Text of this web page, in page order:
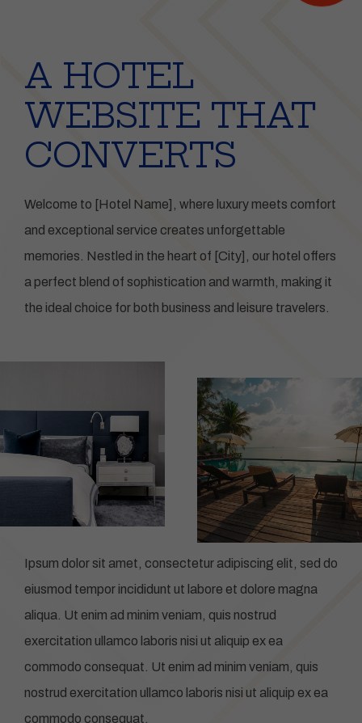
A HOTEL
WEBSITE THAT
CONVERTS
Welcome to [Hotel Name], where luxury meets comfort
and exceptional service creates unforgettable
memories. Nestled in the heart of [City], our hotel offers
a perfect blend of sophistication and warmth, making it
the ideal choice for both business and leisure travelers.
Ipsum dolor sit amet, consectetur adipiscing elit, sed do
eiusmod tempor incididunt ut labore et dolore magna
aliqua. Ut enim ad minim veniam, quis nostrud
exercitation ullamco laboris nisi ut aliquip ex ea
commodo consequat. Ut enim ad minim veniam, quis
nostrud exercitation ullamco laboris nisi ut aliquip ex ea
commodo consequat.